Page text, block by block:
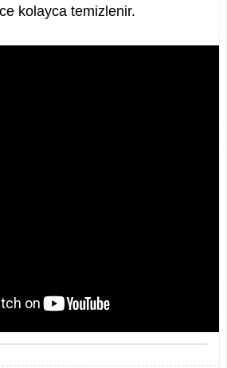
kolayca temizlenir.